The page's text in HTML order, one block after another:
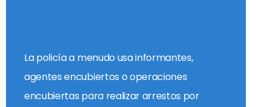
La policía a menudo usa informantes,
agentes encubiertos o operaciones
encubiertas para realizar arrestos por